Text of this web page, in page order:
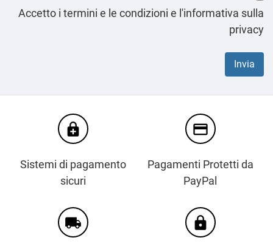
Accetto i termini e le condizioni e l'informativa sulla
privacy
enhanced_encryption
Sistemi di pagamento
sicuri
credit_card
Pagamenti Protetti da
PayPal
local_shipping https